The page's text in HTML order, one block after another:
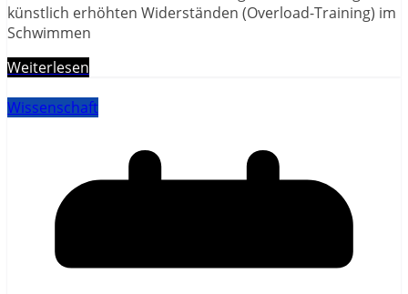
künstlich erhöhten Widerständen (Overload-Training) im
Schwimmen
Weiterlesen
Wissenschaft